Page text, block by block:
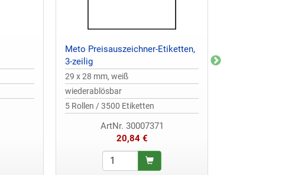
Meto Preisauszeichner-Etiketten,
3-zeilig
29 x 28 mm, weiß
wiederablösbar
5 Rollen / 3500 Etiketten
ArtNr. 30007371
20,84 €